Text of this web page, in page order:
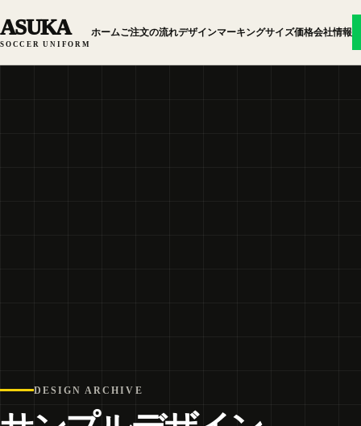
ASUKA
SOCCER UNIFORM
ホームご注文の流れデザインマーキングサイズ価格会社情報
DESIGN ARCHIVE